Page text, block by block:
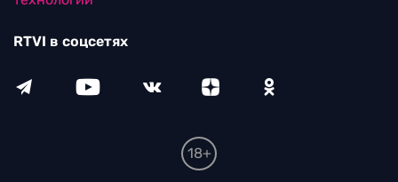
RTVI в соцсетях
18+